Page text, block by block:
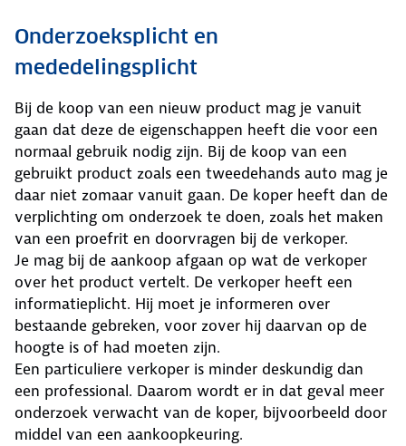
Onderzoeksplicht en
mededelingsplicht
Bij de koop van een nieuw product mag je vanuit
gaan dat deze de eigenschappen heeft die voor een
normaal gebruik nodig zijn. Bij de koop van een
gebruikt product zoals een tweedehands auto mag je
daar niet zomaar vanuit gaan. De koper heeft dan de
verplichting om onderzoek te doen, zoals het maken
van een proefrit en doorvragen bij de verkoper.
Je mag bij de aankoop afgaan op wat de verkoper
over het product vertelt. De verkoper heeft een
informatieplicht. Hij moet je informeren over
bestaande gebreken, voor zover hij daarvan op de
hoogte is of had moeten zijn.
Een particuliere verkoper is minder deskundig dan
een professional. Daarom wordt er in dat geval meer
onderzoek verwacht van de koper, bijvoorbeeld door
middel van een aankoopkeuring.